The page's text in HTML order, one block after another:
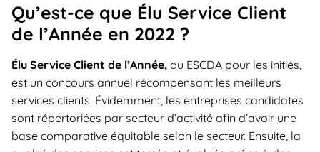
Qu’est-ce que Élu Service Client
de l’Année en 2022 ?
Élu Service Client de l’Année, ou ESCDA pour les initiés,
est un concours annuel récompensant les meilleurs
services clients. Évidemment, les entreprises candidates
sont répertoriées par secteur d’activité afin d’avoir une
base comparative équitable selon le secteur. Ensuite, la